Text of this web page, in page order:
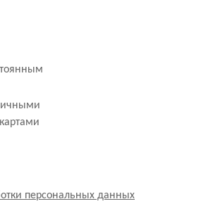
персональных данных